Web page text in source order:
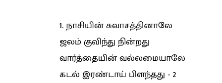
1. நாசியின் சுவாசத்தினாலே
ஜலம் குவிந்து நின்றது
வார்த்தையின் வல்லமையாலே
கடல் இரண்டாய் பிளந்தது - 2